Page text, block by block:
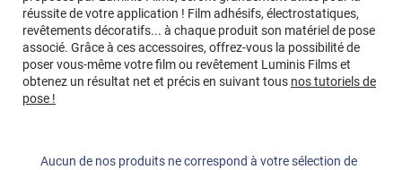
réussite de votre application ! Film adhésifs, électrostatiques,
revêtements décoratifs... à chaque produit son matériel de pose
associé. Grâce à ces accessoires, offrez-vous la possibilité de
poser vous-même votre film ou revêtement Luminis Films et
obtenez un résultat net et précis en suivant tous nos tutoriels de
pose !
Aucun de nos produits ne correspond à votre sélection de